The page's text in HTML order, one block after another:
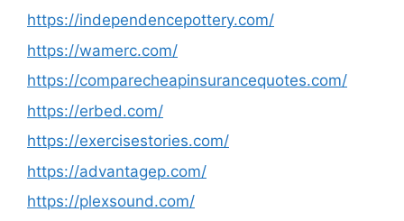
https://independencepottery.com/
https://wamerc.com/
https://comparecheapinsurancequotes.com/
https://erbed.com/
https://exercisestories.com/
https://advantagep.com/
https://plexsound.com/